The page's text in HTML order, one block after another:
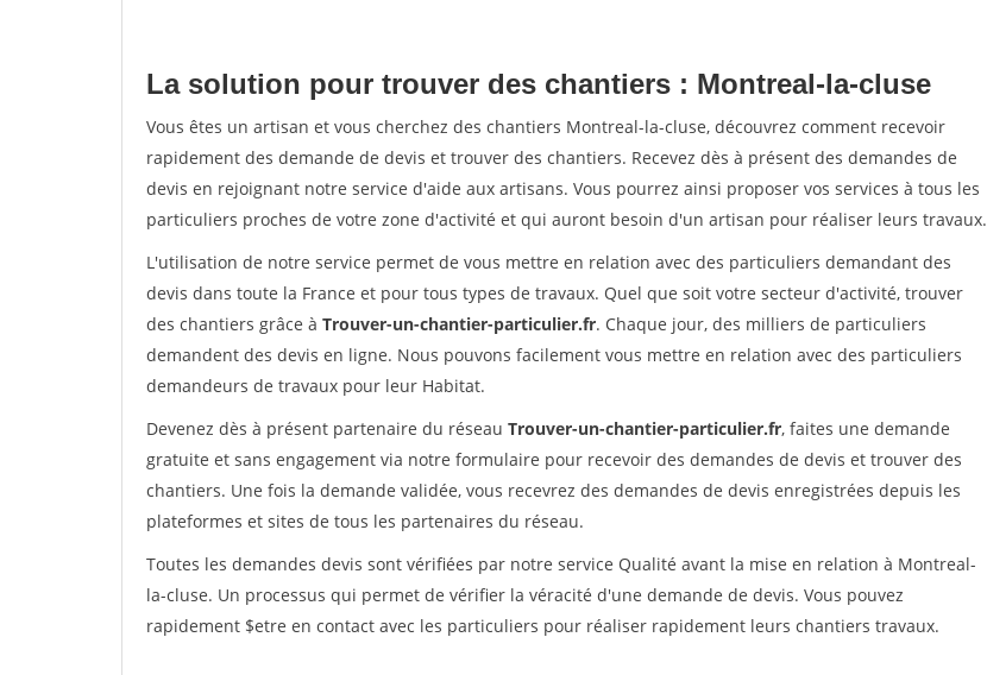
La solution pour trouver des chantiers : Montreal-la-cluse
Vous êtes un artisan et vous cherchez des chantiers Montreal-la-cluse, découvrez comment recevoir
rapidement des demande de devis et trouver des chantiers. Recevez dès à présent des demandes de
devis en rejoignant notre service d'aide aux artisans. Vous pourrez ainsi proposer vos services à tous les
particuliers proches de votre zone d'activité et qui auront besoin d'un artisan pour réaliser leurs travaux.
L'utilisation de notre service permet de vous mettre en relation avec des particuliers demandant des
devis dans toute la France et pour tous types de travaux. Quel que soit votre secteur d'activité, trouver
des chantiers grâce à Trouver-un-chantier-particulier.fr. Chaque jour, des milliers de particuliers
demandent des devis en ligne. Nous pouvons facilement vous mettre en relation avec des particuliers
demandeurs de travaux pour leur Habitat.
Devenez dès à présent partenaire du réseau Trouver-un-chantier-particulier.fr, faites une demande
gratuite et sans engagement via notre formulaire pour recevoir des demandes de devis et trouver des
chantiers. Une fois la demande validée, vous recevrez des demandes de devis enregistrées depuis les
plateformes et sites de tous les partenaires du réseau.
Toutes les demandes devis sont vérifiées par notre service Qualité avant la mise en relation à Montreal-
la-cluse. Un processus qui permet de vérifier la véracité d'une demande de devis. Vous pouvez
rapidement $etre en contact avec les particuliers pour réaliser rapidement leurs chantiers travaux.